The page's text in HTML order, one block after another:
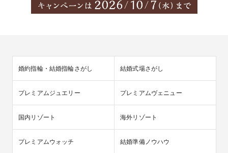
婚約指輪・結婚指輪さがし 結婚式場さがし
プレミアムジュエリー プレミアムヴェニュー
国内リゾート 海外リゾート
プレミアムウォッチ 結婚準備ノウハウ